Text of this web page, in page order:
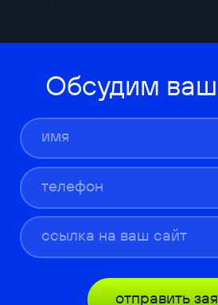
Обсудим
отправить